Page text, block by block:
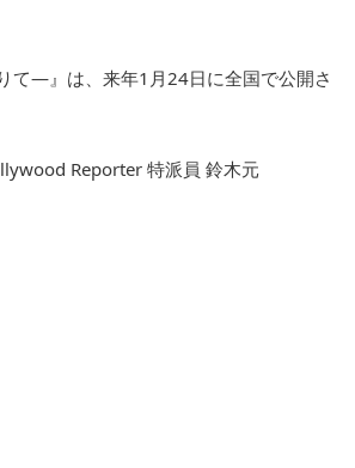
て―』は、来年1月24日に全国で公開さ
Reporter 特派員 鈴木元